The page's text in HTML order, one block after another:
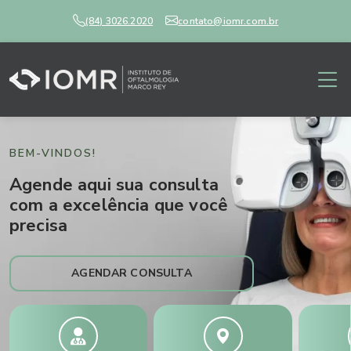
(84) 3026.2020 contato@iomr.com.br
BEM-VINDOS!
Agende aqui sua consulta
com a excelência que você
precisa
AGENDAR CONSULTA